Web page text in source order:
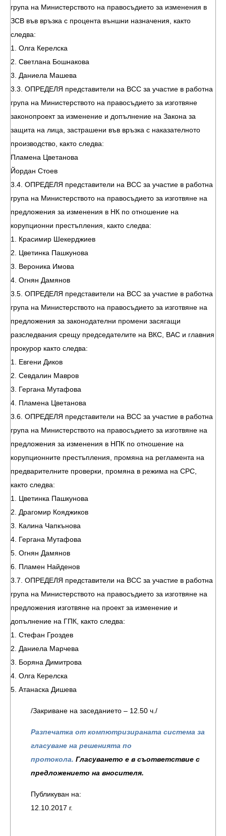
група на Министерството на правосъдието за изменения в
ЗСВ във връзка с процента външни назначения, както
следва:
1. Олга Керелска
2. Светлана Бошнакова
3. Даниела Машева
3.3. ОПРЕДЕЛЯ представители на ВСС за участие в работна
група на Министерството на правосъдието за изготвяне
законопроект за изменение и допълнение на Закона за
защита на лица, застрашени във връзка с наказателното
производство, както следва:
Пламена Цветанова
Йордан Стоев
3.4. ОПРЕДЕЛЯ представители на ВСС за участие в работна
група на Министерството на правосъдието за изготвяне на
предложения за изменения в НК по отношение на
корупционни престъпления, както следва:
1. Красимир Шекерджиев
2. Цветинка Пашкунова
3. Вероника Имова
4. Огнян Дамянов
3.5. ОПРЕДЕЛЯ представители на ВСС за участие в работна
група на Министерството на правосъдието за изготвяне на
предложения за законодателни промени засягащи
разследвания срещу председателите на ВКС, ВАС и главния
прокурор както следва:
1. Евгени Диков
2. Севдалин Мавров
3. Гергана Мутафова
4. Пламена Цветанова
3.6. ОПРЕДЕЛЯ представители на ВСС за участие в работна
група на Министерството на правосъдието за изготвяне на
предложения за изменения в НПК по отношение на
корупционните престъпления, промяна на регламента на
предварителните проверки, промяна в режима на СРС,
както следва:
1. Цветинка Пашкунова
2. Драгомир Кояджиков
3. Калина Чапкънова
4. Гергана Мутафова
5. Огнян Дамянов
6. Пламен Найденов
3.7. ОПРЕДЕЛЯ представители на ВСС за участие в работна
група на Министерството на правосъдието за изготвяне на
предложения изготвяне на проект за изменение и
допълнение на ГПК, както следва:
1. Стефан Гроздев
2. Даниела Марчева
3. Боряна Димитрова
4. Олга Керелска
5. Атанаска Дишева
/Закриване на заседанието – 12.50 ч./
Разпечатка от компютризираната система за
гласуване на решенията по
протокола. Гласуването е в съответствие с
предложението на вносителя.
Публикуван на:
12.10.2017 г.